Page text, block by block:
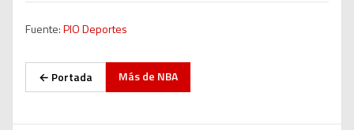
Fuente:PIO Deportes
← Portada Más de NBA